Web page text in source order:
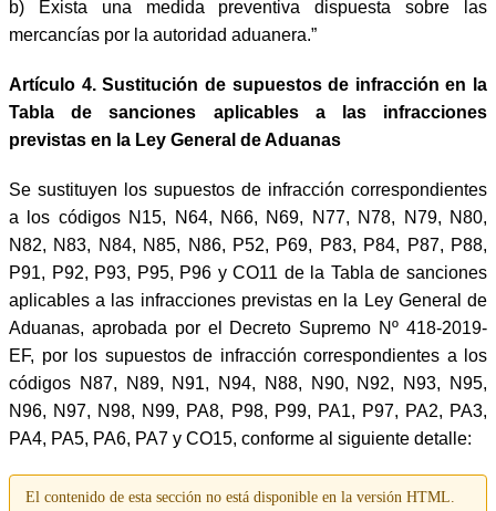
b)
Exista una medida preventiva dispuesta sobre las
mercancías por la autoridad aduanera.”
Artículo 4. Sustitución de supuestos de infracción en la
Tabla de sanciones aplicables a las infracciones
previstas en la Ley General de Aduanas
Se sustituyen los supuestos de infracción correspondientes
a los códigos N15, N64, N66, N69, N77, N78, N79, N80,
N82, N83, N84, N85, N86, P52, P69, P83, P84, P87, P88,
P91, P92, P93, P95, P96 y CO11 de la Tabla de sanciones
aplicables a las infracciones previstas en la Ley General de
Aduanas, aprobada por el Decreto Supremo Nº 418-2019-
EF, por los supuestos de infracción correspondientes a los
códigos N87, N89, N91, N94, N88, N90, N92, N93, N95,
N96, N97, N98, N99, PA8, P98, P99, PA1, P97, PA2, PA3,
PA4, PA5, PA6, PA7 y CO15, conforme al siguiente detalle:
El contenido de esta sección no está disponible en la versión HTML.